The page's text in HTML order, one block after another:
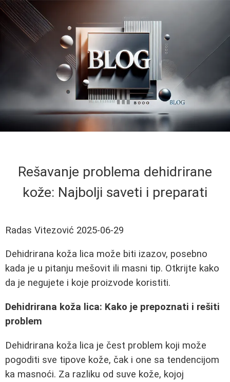
Rešavanje problema dehidrirane
kože: Najbolji saveti i preparati
Radas Vitezović 2025-06-29
Dehidrirana koža lica može biti izazov, posebno
kada je u pitanju mešovit ili masni tip. Otkrijte kako
da je negujete i koje proizvode koristiti.
Dehidrirana koža lica: Kako je prepoznati i rešiti
problem
Dehidrirana koža lica je čest problem koji može
pogoditi sve tipove kože, čak i one sa tendencijom
ka masnoći. Za razliku od suve kože, kojoj